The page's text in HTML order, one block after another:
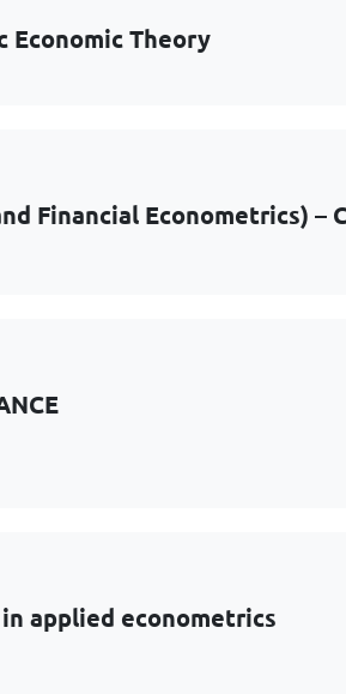
Economic Theory
Financial Econometrics) –
applied econometrics